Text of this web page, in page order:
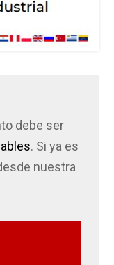
debe ser
. Si ya es
nuestra